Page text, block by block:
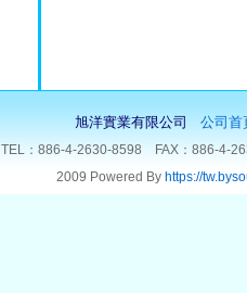
旭洋實業有限公司 公司首
TEL：886-4-2630-8598 FAX：886-4-
2009 Powered By https://